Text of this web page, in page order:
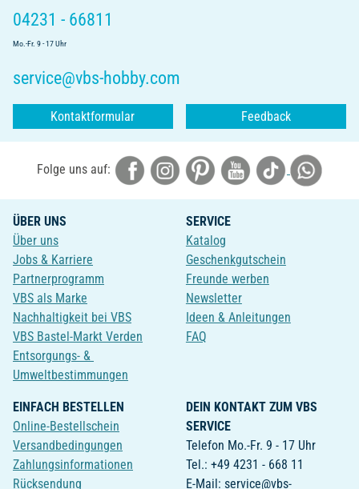
04231 - 66811
Mo.-Fr. 9 - 17 Uhr
service@vbs-hobby.com
Kontaktformular Feedback
Folge uns auf:
ÜBER UNS
Über uns
Jobs & Karriere
Partnerprogramm
VBS als Marke
Nachhaltigkeit bei VBS
VBS Bastel-Markt Verden
Entsorgungs- &
Umweltbestimmungen
SERVICE
Katalog
Geschenkgutschein
Freunde werben
Newsletter
Ideen & Anleitungen
FAQ
EINFACH BESTELLEN
Online-Bestellschein
Versandbedingungen
Zahlungsinformationen
Rücksendung
DEIN KONTAKT ZUM VBS
SERVICE
Telefon Mo.-Fr. 9 - 17 Uhr
Tel.: +49 4231 - 668 11
E-Mail: service@vbs-